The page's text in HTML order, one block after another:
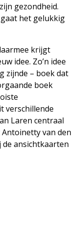
gezondheid.
het gelukkig
krijgt
idee. Zo’n idee
zijnde – boek dat
boek
verschillende
Laren centraal
van den
ansichtkaarten